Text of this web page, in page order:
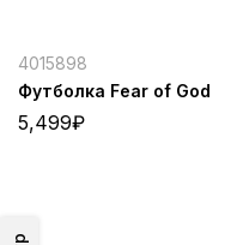
4015898
Футболка Fear of God
5,499₽